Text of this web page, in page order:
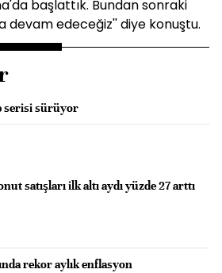
başlattık. Bundan sonraki
devam edeceğiz'' diye konuştu.
serisi sürüyor
satışları ilk altı aydı yüzde 27 arttı
rekor aylık enflasyon